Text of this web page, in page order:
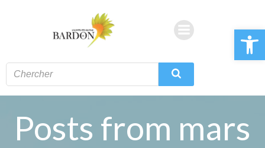
Ouvrir
Posts from mars